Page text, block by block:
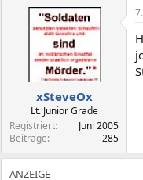
s
t
e
l
l
t
a
m
xSteveOx
Lt. Junior Grade
Registriert
Juni 2005
Beiträge
285